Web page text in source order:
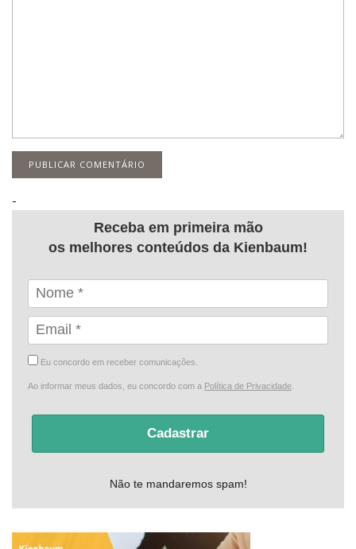
-
Receba em primeira mão
os melhores conteúdos da Kienbaum!
Eu concordo em receber comunicações.
Ao informar meus dados, eu concordo com a Política de Privacidade
Cadastrar
Não te mandaremos spam!